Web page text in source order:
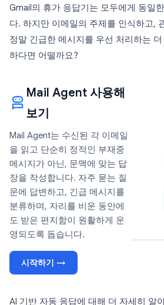
Gmail의 휴가 응답기는 모두에게 동일
다. 하지만 이메일의 주제를 인식하고,
정말 긴급한 메시지를 우선 처리하는
하다면 어떨까요?
Mail Agent 사용해
보기
Mail Agent는 수신된 각 이메일
을 읽고 단순히 정적인 부재중
메시지가 아닌, 문맥에 맞는 답
장을 작성합니다. 자주 묻는 질
문에 답변하고, 긴급 메시지를
분류하며, 자리를 비운 동안에
도 받은 편지함이 원활하게 운
영되도록 돕습니다.
시작하기 →
AI 기반 자동 응답에 대해 더 자세히 알